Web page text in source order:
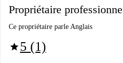
Propriétaire
Ce propriétaire parle Anglais
star5 (1)